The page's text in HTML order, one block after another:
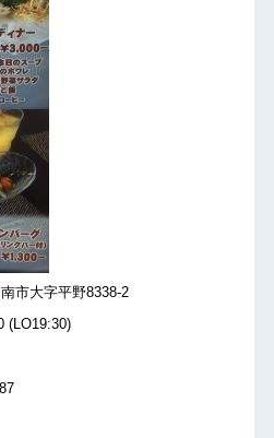
大字平野8338-2
(LO19:30)